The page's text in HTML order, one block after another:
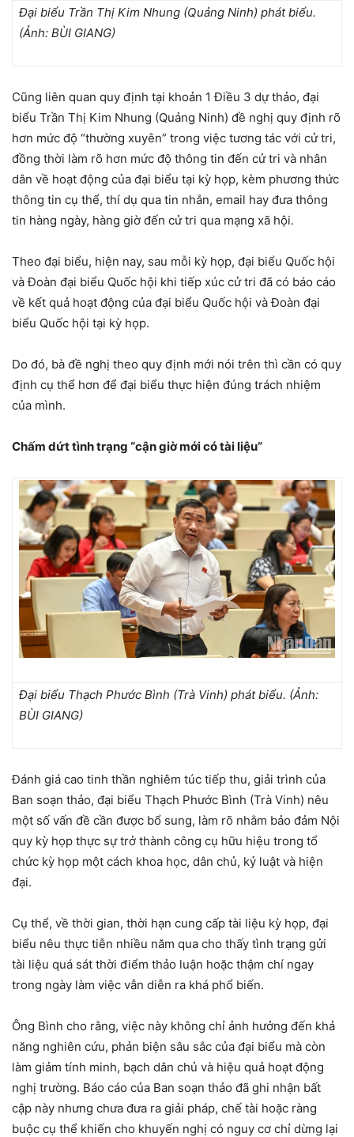
Đại biểu Trần Thị Kim Nhung (Quảng Ninh) phát biểu.
(Ảnh: BÙI GIANG)
Cũng liên quan quy định tại khoản 1 Điều 3 dự thảo, đại
biểu Trần Thị Kim Nhung (Quảng Ninh) đề nghị quy định rõ
hơn mức độ “thường xuyên” trong việc tương tác với cử tri,
đồng thời làm rõ hơn mức độ thông tin đến cử tri và nhân
dân về hoạt động của đại biểu tại kỳ họp, kèm phương thức
thông tin cụ thể, thí dụ qua tin nhắn, email hay đưa thông
tin hàng ngày, hàng giờ đến cử tri qua mạng xã hội.
Theo đại biểu, hiện nay, sau mỗi kỳ họp, đại biểu Quốc hội
và Đoàn đại biểu Quốc hội khi tiếp xúc cử tri đã có báo cáo
về kết quả hoạt động của đại biểu Quốc hội và Đoàn đại
biểu Quốc hội tại kỳ họp.
Do đó, bà đề nghị theo quy định mới nói trên thì cần có quy
định cụ thể hơn để đại biểu thực hiện đúng trách nhiệm
của mình.
Chấm dứt tình trạng “cận giờ mới có tài liệu”
Đại biểu Thạch Phước Bình (Trà Vinh) phát biểu. (Ảnh:
BÙI GIANG)
Đánh giá cao tinh thần nghiêm túc tiếp thu, giải trình của
Ban soạn thảo, đại biểu Thạch Phước Bình (Trà Vinh) nêu
một số vấn đề cần được bổ sung, làm rõ nhằm bảo đảm Nội
quy kỳ họp thực sự trở thành công cụ hữu hiệu trong tổ
chức kỳ họp một cách khoa học, dân chủ, kỷ luật và hiện
đại.
Cụ thể, về thời gian, thời hạn cung cấp tài liệu kỳ họp, đại
biểu nêu thực tiễn nhiều năm qua cho thấy tình trạng gửi
tài liệu quá sát thời điểm thảo luận hoặc thậm chí ngay
trong ngày làm việc vẫn diễn ra khá phổ biến.
Ông Bình cho rằng, việc này không chỉ ảnh hưởng đến khả
năng nghiên cứu, phản biện sâu sắc của đại biểu mà còn
làm giảm tính minh, bạch dân chủ và hiệu quả hoạt động
nghị trường. Báo cáo của Ban soạn thảo đã ghi nhận bất
cập này nhưng chưa đưa ra giải pháp, chế tài hoặc ràng
buộc cụ thể khiến cho khuyến nghị có nguy cơ chỉ dừng lại